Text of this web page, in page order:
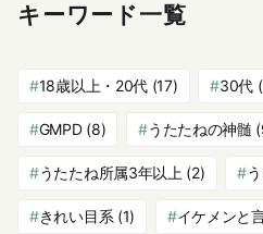
キーワード一覧
18歳以上・20代 (17) 30代
GMPD(8) うたたねの神髄
うたたね所属3年以上 (2)
きれい目系 (1) イケメンと